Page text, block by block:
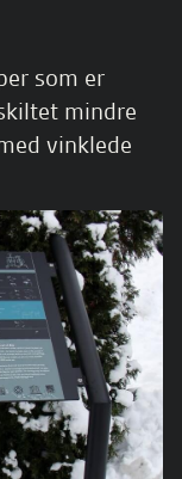
som er
mindre
vinklede